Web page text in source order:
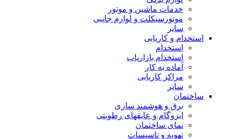
خدمات ماشین و موتور
موتورسیکلت و لوازم جانبی
سایر
استخدام و کاریابی
استخدام
استخدام بازاریاب
آماده به کار
مراکز کاریابی
سایر
ساختمان
برق و هوشمند سازی
ایزوگام و عایقهای رطوبتی
نمای ساختمان
تهویه و تاسیسات